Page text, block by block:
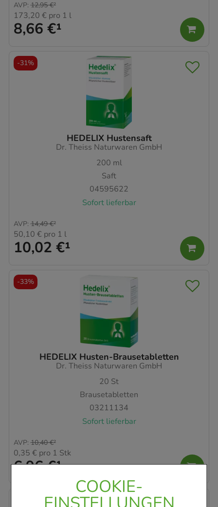
COOKIE-
8,66 €¹
AVP: 12,95 €²
173,20 € pro 1 l
HEDELIX Hustensaft
Dr. Theiss Naturwaren GmbH
200 ml
Saft
04595622
Sofort lieferbar
10,02 €¹
AVP: 14,49 €²
50,10 € pro 1 l
-31%
HEDELIX Husten-Brausetabletten
Dr. Theiss Naturwaren GmbH
20 St
Brausetabletten
03211134
Sofort lieferbar
6,96 €¹
AVP: 10,40 €²
0,35 € pro 1 Stk
-33%